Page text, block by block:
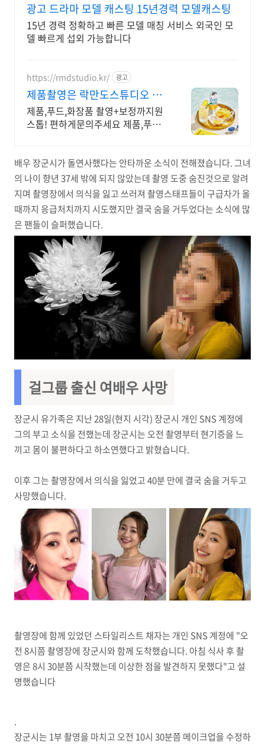
광고 드라마 모델 캐스팅 15년경력 모델캐스팅
15년 경력 정확하고 빠른 모델 매칭 서비스 외국인 모
델 빠르게 섭외 가능합니다
https://rmdstudio.kr/ 광고
제품촬영은 락만도스튜디오 제
품사진촬영전문
제품,푸드,화장품 촬영+보정까지원
스톱! 편하게문의주세요 제품,푸드,
배우 장군시가 돌연사했다는 안타까운 소식이 전해졌습니다. 그녀
의 나이 향년 37세 밖에 되지 않았는데 촬영 도중 숨진것으로 알려
지며 촬영장에서 의식을 잃고 쓰러져 촬영스태프들이 구급차가 올
때까지 응급처치까지 시도했지만 결국 숨을 거두었다는 소식에 많
은 팬들이 슬퍼했습니다.
걸그룹 출신 여배우 사망
장군시 유가족은 지난 28일(현지 시각) 장군시 개인 SNS 계정에
그의 부고 소식을 전했는데 장군시는 오전 촬영부터 현기증을 느
끼고 몸이 불편하다고 하소연했다고 밝혔습니다.
이후 그는 촬영장에서 의식을 잃었고 40분 만에 결국 숨을 거두고
사망했습니다.
촬영장에 함께 있었던 스타일리스트 채자는 개인 SNS 계정에 "오
전 8시쯤 촬영장에 장군시와 함께 도착했습니다. 아침 식사 후 촬
영은 8시 30분쯤 시작했는데 이상한 점을 발견하지 못했다"고 설
명했습니다
.
장군시는 1부 촬영을 마치고 오전 10시 30분쯤 메이크업을 수정하